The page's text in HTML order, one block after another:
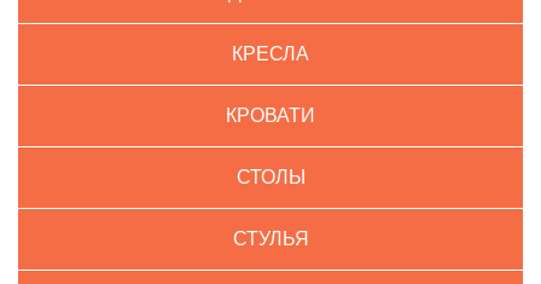
КРЕСЛА
КРОВАТИ
СТОЛЫ
СТУЛЬЯ